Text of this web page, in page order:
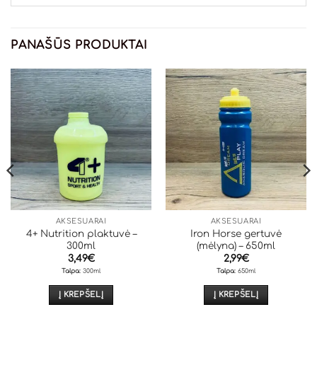
PANAŠŪS PRODUKTAI
AKSESUARAI
4+ Nutrition plaktuvė –
300ml
3,49€
Talpa: 300ml
Į KREPŠELĮ
AKSESUARAI
Iron Horse gertuvė
(mėlyna) – 650ml
2,99€
Talpa: 650ml
Į KREPŠELĮ